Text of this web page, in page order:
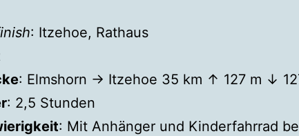
: Itzehoe, Rathaus
: Elmshorn → Itzehoe 35 km ↑ 127 m ↓
: 2,5 Stunden
: Mit Anhänger und Kinderfahrrad